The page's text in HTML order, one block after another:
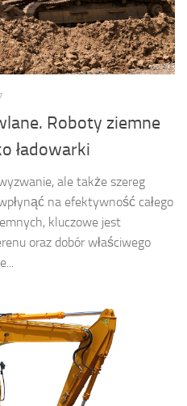
Roboty ziemne
ładowarki
ale także szereg
na efektywność całego
kluczowe jest
oraz dobór właściwego